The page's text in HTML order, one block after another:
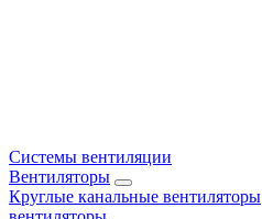
Системы вентиляции
Вентиляторы
Круглые канальные вентиляторы